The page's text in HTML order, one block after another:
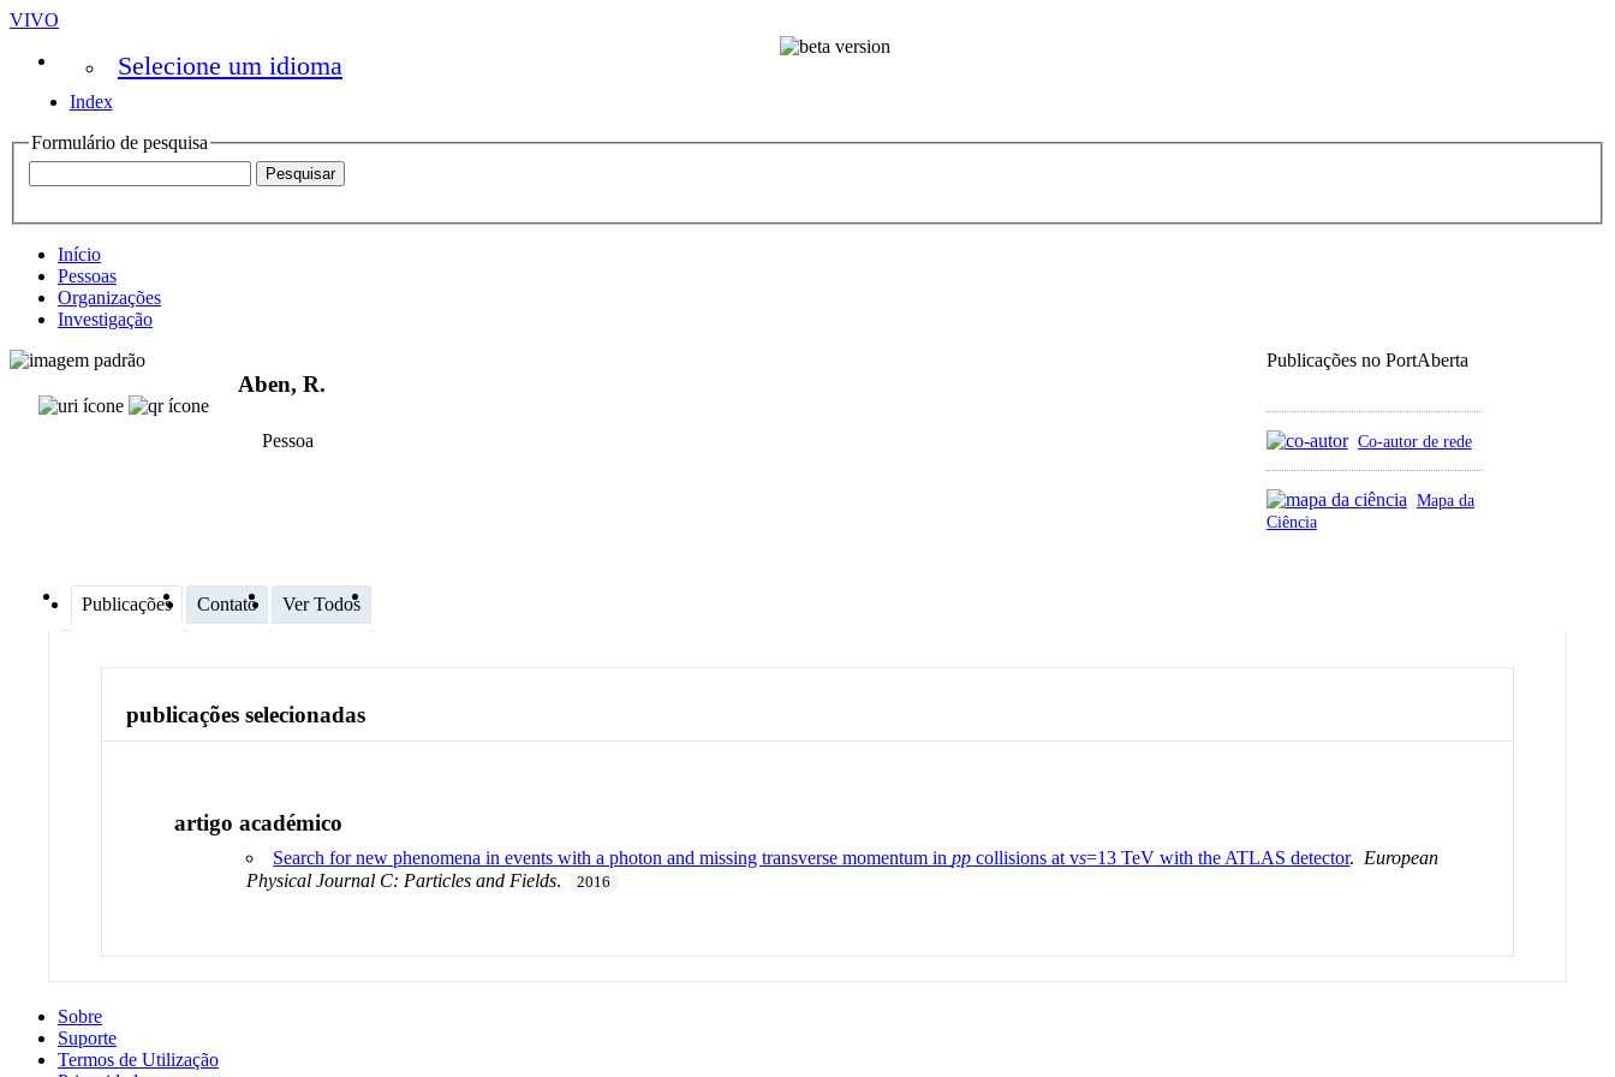
VIVO
Selecione um idioma
Index
Formulário de pesquisa
Início
Pessoas
Organizações
Investigação
Publicações no PortAberta
Co-autor de rede
Mapa da
Ciência
Aben, R.
Pessoa
Publicações Contato Ver Todos
publicações selecionadas
artigo académico
Search for new phenomena in events with a photon and missing transverse momentum inpp collisions at vs=13 TeV with the ATLAS detector. European
Physical Journal C: Particles and Fields. 2016
Sobre
Suporte
Termos de Utilização